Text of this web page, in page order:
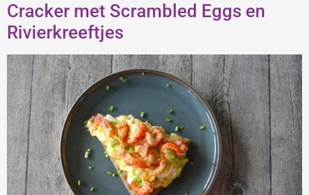
Cracker met Scrambled Eggs en
Rivierkreeftjes